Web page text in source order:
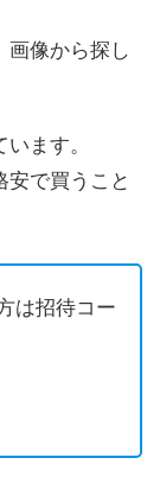
画像から探し
ます。
安で買うこと
は招待コー